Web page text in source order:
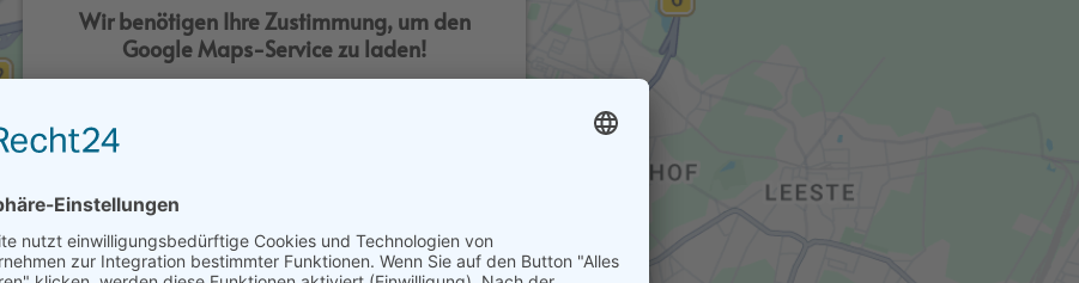
Wir benötigen Ihre Zustimmung, um den
Google Maps-Service zu laden!
Ihren Aktivitäten sammeln. Bitte lesen Sie die Details
Mehr Informationen Akzeptieren